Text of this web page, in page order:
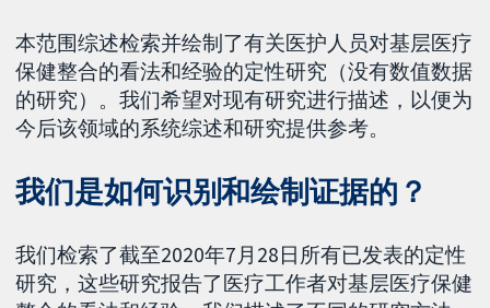
本范围综述检索并绘制了有关医护人员对基层医疗
保健整合的看法和经验的定性研究（没有数值数据
的研究）。我们希望对现有研究进行描述，以便为
今后该领域的系统综述和研究提供参考。
我们是如何识别和绘制证据的？
我们检索了截至2020年7月28日所有已发表的定性
研究，这些研究报告了医疗工作者对基层医疗保健